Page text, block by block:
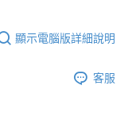
顯示電腦版詳細說明
客服